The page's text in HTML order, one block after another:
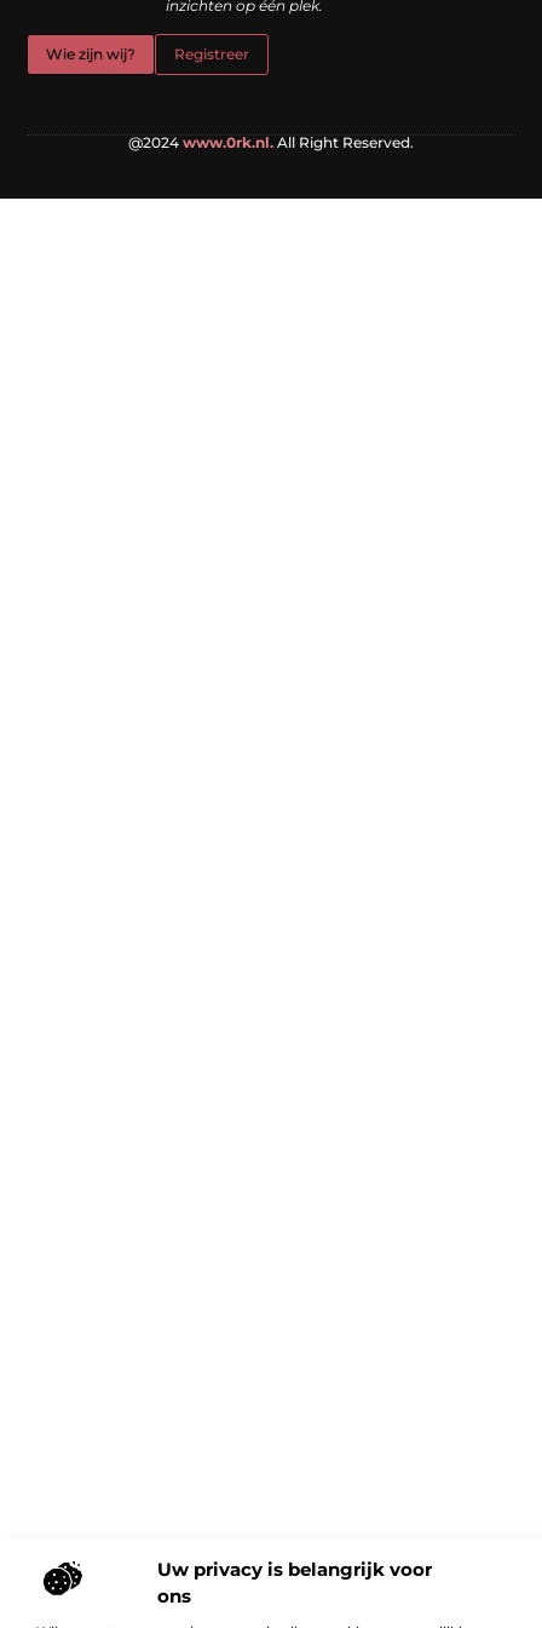
Uw privacy is belangrijk voor
ons
inzichten op één plek.
Wie zijn wij? Registreer
@2024 www.0rk.nl. All Right Reserved.